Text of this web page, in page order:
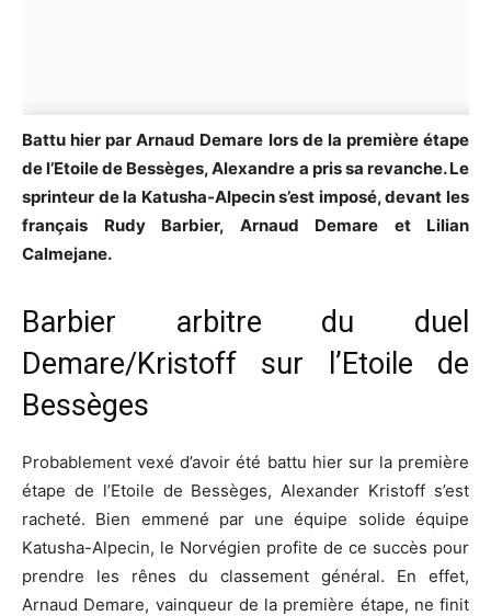
Battu hier par Arnaud Demare lors de la première étape
de l’Etoile de Bessèges, Alexandre a pris sa revanche. Le
sprinteur de la Katusha-Alpecin s’est imposé, devant les
français Rudy Barbier, Arnaud Demare et Lilian
Calmejane.
Barbier arbitre du duel
Demare/Kristoff sur l’Etoile de
Bessèges
Probablement vexé d’avoir été battu hier sur la première
étape de l’Etoile de Bessèges, Alexander Kristoff s’est
racheté. Bien emmené par une équipe solide équipe
Katusha-Alpecin, le Norvégien profite de ce succès pour
prendre les rênes du classement général. En effet,
Arnaud Demare, vainqueur de la première étape, ne finit